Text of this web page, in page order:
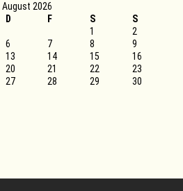
August 2026
D F S
S
1
2
6 7 8
9
13 14 15
16
20 21 22
23
27 28 29
30